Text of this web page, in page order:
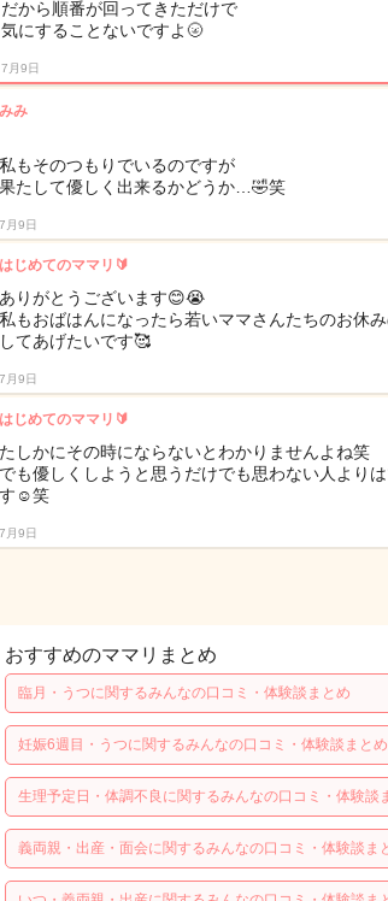
だから順番が回ってきただけで
気にすることないですよ🌝
7月9日
みみ
私もそのつもりでいるのですが
果たして優しく出来るかどうか…🤣笑
7月9日
はじめてのママリ🔰
ありがとうございます😊😭
私もおばはんになったら若いママさんたちのお休み
してあげたいです🥰
7月9日
はじめてのママリ🔰
たしかにその時にならないとわかりませんよね笑
でも優しくしようと思うだけでも思わない人より
す☺︎笑
7月9日
おすすめのママリまとめ
臨月・うつに関するみんなの口コミ・体験談まとめ
妊娠6週目・うつに関するみんなの口コミ・体験談まとめ
生理予定日・体調不良に関するみんなの口コミ・体験談
義両親・出産・面会に関するみんなの口コミ・体験談ま